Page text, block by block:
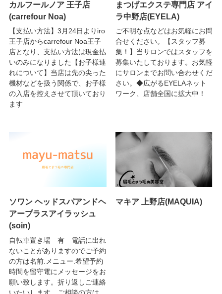
カルフールノア 王子店
(carrefour Noa)
【支払い方法】3月24日よりiro
王子店からcarrefour Noa王子
店となり、支払い方法は現金払
いのみになりました【お子様連
れについて】当店は先の尖った
機材などを扱う関係で、お子様
の入店を控えさせて頂いており
ます
まつげエクステ専門店 アイ
ラ中野店(EYELA)
ご不明な点などはお気軽にお問
合せください。【スタッフ募
集！】当サロンではスタッフを
募集いたしております。お気軽
にサロンまでお問い合わせくだ
さい。◆広がるEYELAネット
ワーク、店舗全国に拡大中！
ソワン ヘッドスパアンドヘ
アープラスアイラッシュ
(soin)
自転車置き場 有 電話に出れ
ないことがありますのでご予約
の方は名前.メニュー.希望予約
時間を留守電にメッセージをお
願い致します。折り返しご連絡
いたいします。ご相談の方は
マキア 上野店(MAQUIA)